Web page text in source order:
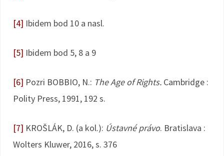
[4] Ibidem bod 10 a nasl.
[5] Ibidem bod 5, 8 a 9
[6] Pozri BOBBIO, N.: The Age of Rights. Cambridge :
Polity Press, 1991, 192 s.
[7] KROŠLÁK, D. (a kol.): Ústavné právo. Bratislava :
Wolters Kluwer, 2016, s. 376